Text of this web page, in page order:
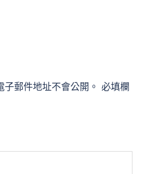
郵件地址不會公開。 必填欄